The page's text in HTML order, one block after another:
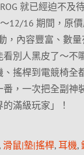
就已經迫不及
12/16 期間，原價
，內容豐富、數量
看別人黑皮了～不
、搖桿到電競椅全
番，一次把全副神
滿級玩家」！
, 滑鼠|墊|搖桿, 耳機,